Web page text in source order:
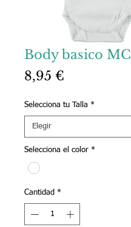
Body basico MC
8,95 €
Selecciona tu Talla *
Selecciona el color *
Cantidad *